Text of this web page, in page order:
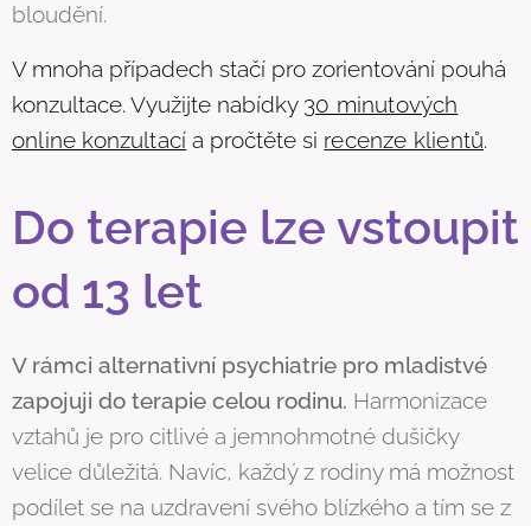
bloudění.
V mnoha případech stačí pro zorientování pouhá
konzultace. Využijte nabídky 30 minutových
online konzultací a pročtěte si recenze klientů.
Do terapie lze vstoupit
od 13 let
V rámci alternativní psychiatrie pro mladistvé
zapojuji do terapie celou rodinu. Harmonizace
vztahů je pro citlivé a jemnohmotné dušičky
velice důležitá. Navíc, každý z rodiny má možnost
podílet se na uzdravení svého blízkého a tím se z